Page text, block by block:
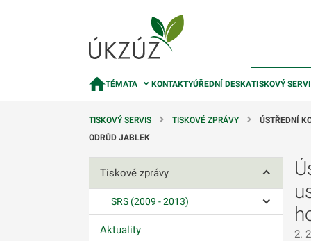
TÉMATA KONTAKTYÚŘEDNÍ DESKATISKOVÝ
TISKOVÝ SERVIS TISKOVÉ ZPRÁVY
ÚSTŘEDNÍ
ODRŮD JABLEK
Tiskové zprávy Ovládání
SRS (2009 - 2013)
Ovládání
Aktuality 2.